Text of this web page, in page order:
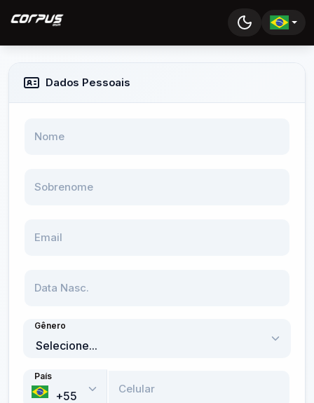
Dados Pessoais
Nome
Sobrenome
Email
Data Nasc.
Gênero
País
Celular